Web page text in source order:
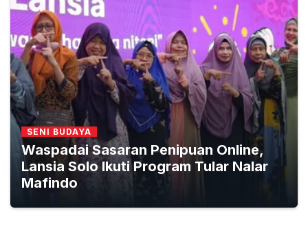
SENI BUDAYA
Waspadai Sasaran Penipuan Online,
Lansia Solo Ikuti Program Tular Nalar
Mafindo